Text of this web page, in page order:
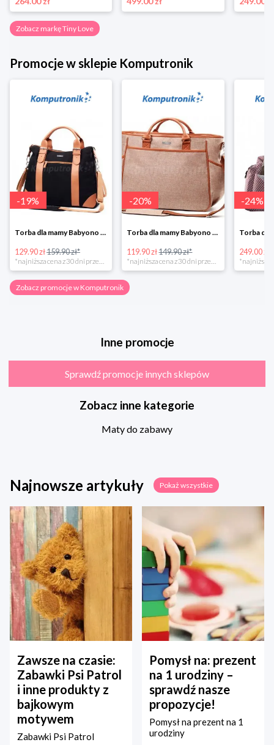
Zobacz markę Tiny Love
Promocje w sklepie Komputronik
-19%
Torba dla mamy Babyono 1505/01 Comfort Icoinic 5/5
129.90 zł159.90 zł*
-20%
Torba dla mamy Babyono 1507/01 Comfort Chic w super cenie
119.90 zł149.90 zł*
-24%
249.00 zł
Zobacz promocje w Komputronik
Inne promocje
Sprawdź promocje innych sklepów
Zobacz inne kategorie
Maty do zabawy
Najnowsze artykuły Pokaż wszystkie
Zawsze na czasie:
Zabawki Psi Patrol
i inne produkty z
bajkowym
motywem
Zabawki Psi Patrol
Pomysł na: prezent
na 1 urodziny –
sprawdź nasze
propozycje!
Pomysł na prezent na 1
urodziny